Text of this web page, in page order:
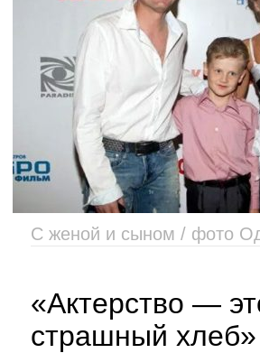
С женой и сыном / фото
«Актерство —
страшный хлеб»